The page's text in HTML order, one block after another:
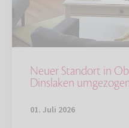
Neuer Standort in
Dinslaken
01. Juli 2026